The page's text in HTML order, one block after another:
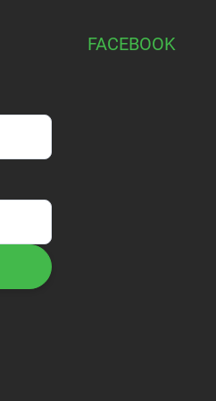
FACEBOOK